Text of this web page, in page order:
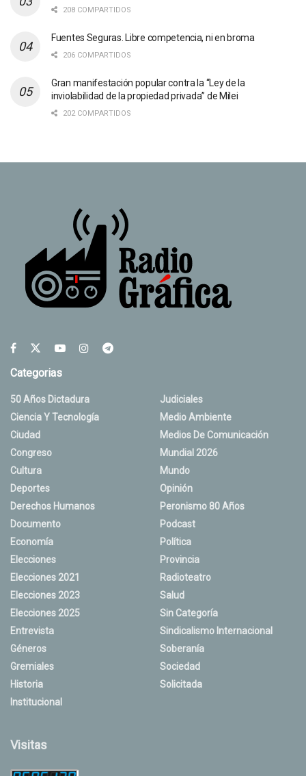
208 COMPARTIDOS
Fuentes Seguras. Libre competencia, ni en broma
206 COMPARTIDOS
Gran manifestación popular contra la “Ley de la
inviolabilidad de la propiedad privada” de Milei
202 COMPARTIDOS
Categorias
50 Años Dictadura
Ciencia Y Tecnología
Ciudad
Congreso
Cultura
Deportes
Derechos Humanos
Documento
Economía
Elecciones
Elecciones 2021
Elecciones 2023
Elecciones 2025
Entrevista
Géneros
Gremiales
Historia
Institucional
Judiciales
Medio Ambiente
Medios De Comunicación
Mundial 2026
Mundo
Opinión
Peronismo 80 Años
Podcast
Política
Provincia
Radioteatro
Salud
Sin Categoría
Sindicalismo Internacional
Soberanía
Sociedad
Solicitada
Visitas